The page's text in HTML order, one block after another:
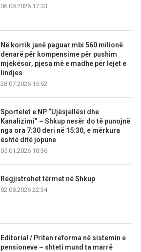
06.08.2026 17:33
Në korrik janë paguar mbi 560 milionë
denarë për kompensime për pushim
mjekësor, pjesa më e madhe për lejet e
lindjes
28.07.2026 15:52
Sportelet e NP “Ujësjellësi dhe
Kanalizimi” – Shkup nesër do të punojnë
nga ora 7:30 deri në 15:30, e mërkura
është ditë jopune
05.01.2026 10:36
Regjistrohet tërmet në Shkup
02.08.2026 22:34
Editorial / Priten reforma në sistemin e
pensioneve – shteti mund ta marrë